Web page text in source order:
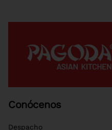
Conócenos
Despacho